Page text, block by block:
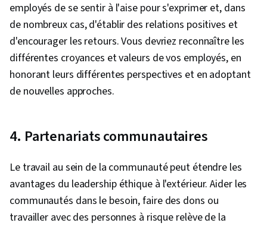
employés de se sentir à l'aise pour s'exprimer et, dans
de nombreux cas, d'établir des relations positives et
d'encourager les retours. Vous devriez reconnaître les
différentes croyances et valeurs de vos employés, en
honorant leurs différentes perspectives et en adoptant
de nouvelles approches.
4. Partenariats communautaires
Le travail au sein de la communauté peut étendre les
avantages du leadership éthique à l'extérieur. Aider les
communautés dans le besoin, faire des dons ou
travailler avec des personnes à risque relève de la